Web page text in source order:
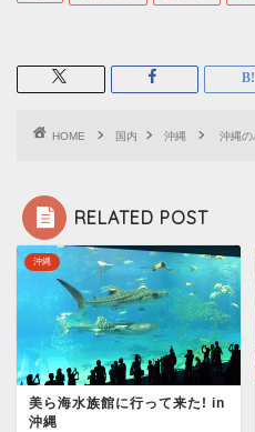
HOME 国内 沖縄 沖縄の
RELATED POST
沖縄
美ら海水族館に行って来た! in
沖縄